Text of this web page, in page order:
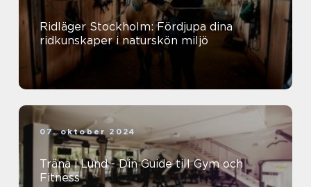
Ridläger Stockholm: Fördjupa dina
ridkunskaper i naturskön miljö
07. oktober 2024
Träna i Lund - Din Guide till Gym och
Fitness